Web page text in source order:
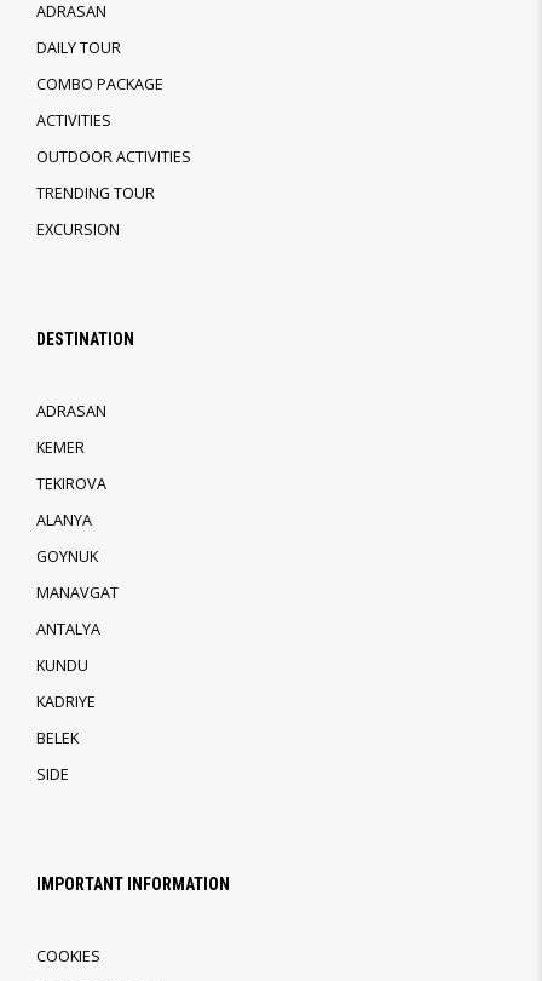
ADRASAN
DAILY TOUR
COMBO PACKAGE
ACTIVITIES
OUTDOOR ACTIVITIES
TRENDING TOUR
EXCURSION
DESTINATION
ADRASAN
KEMER
TEKIROVA
ALANYA
GOYNUK
MANAVGAT
ANTALYA
KUNDU
KADRIYE
BELEK
SIDE
IMPORTANT INFORMATION
COOKIES